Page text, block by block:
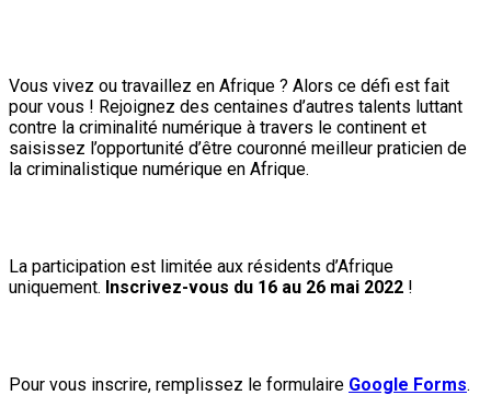
Vous vivez ou travaillez en Afrique ? Alors ce défi est fait
pour vous ! Rejoignez des centaines d’autres talents luttant
contre la criminalité numérique à travers le continent et
saisissez l’opportunité d’être couronné meilleur praticien de
la criminalistique numérique en Afrique.
La participation est limitée aux résidents d’Afrique
uniquement. Inscrivez-vous du 16 au 26 mai 2022 !
Pour vous inscrire, remplissez le formulaire Google Forms.